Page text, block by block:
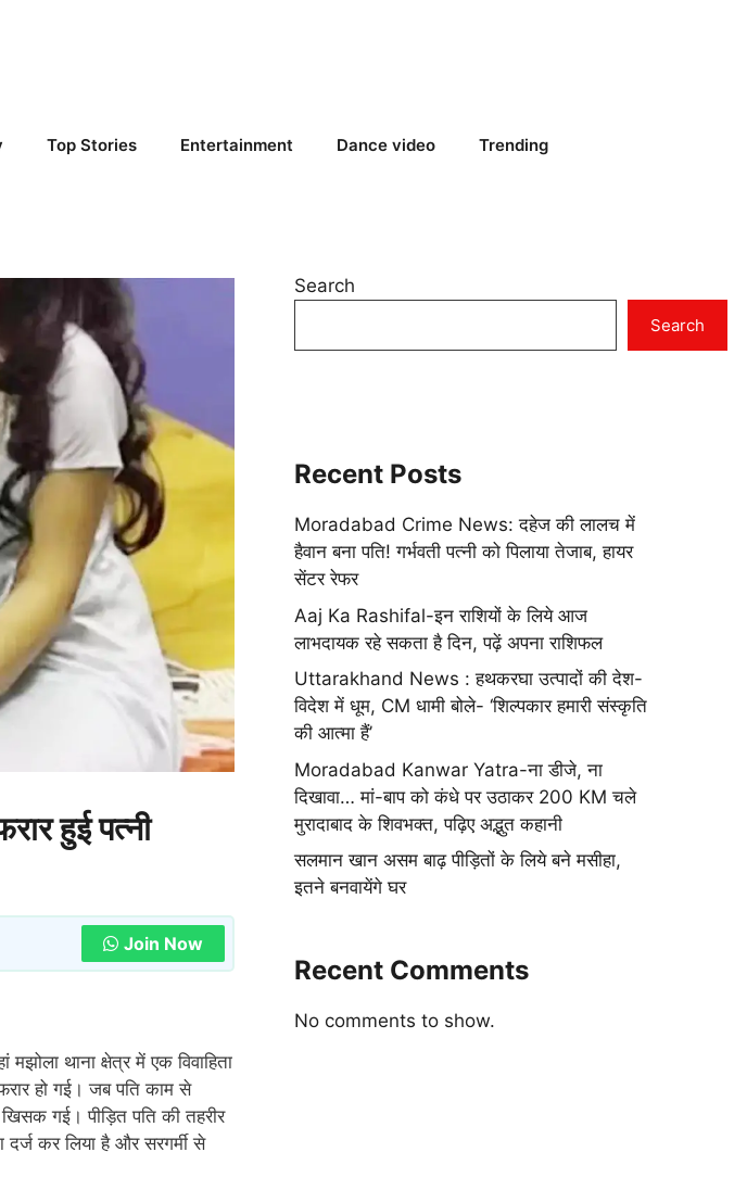
Top Stories Entertainment Dance video Trending
हुई पत्नी
Join Now
थाना क्षेत्र में एक विवाहिता
हो गई। जब पति काम से
गई। पीड़ित पति की तहरीर
कर लिया है और सरगर्मी से
Search
Search
Recent Posts
Moradabad Crime News: दहेज की लालच में
हैवान बना पति! गर्भवती पत्नी को पिलाया तेजाब, हायर
सेंटर रेफर
Aaj Ka Rashifal-इन राशियों के लिये आज
लाभदायक रहे सकता है दिन, पढ़ें अपना राशिफल
Uttarakhand News : हथकरघा उत्पादों की देश-
विदेश में धूम, CM धामी बोले- ‘शिल्पकार हमारी संस्कृति
की आत्मा हैं’
Moradabad Kanwar Yatra-ना डीजे, ना
दिखावा… मां-बाप को कंधे पर उठाकर 200 KM चले
मुरादाबाद के शिवभक्त, पढ़िए अद्भुत कहानी
सलमान खान असम बाढ़ पीड़ितों के लिये बने मसीहा,
इतने बनवायेंगे घर
Recent Comments
No comments to show.